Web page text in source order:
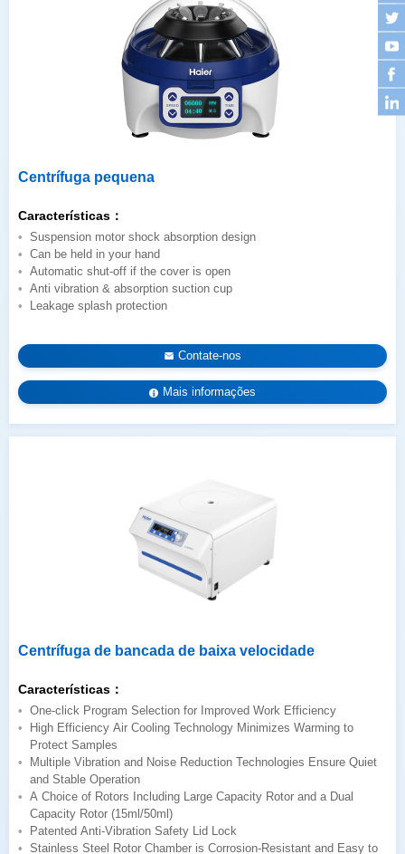
Centrífuga pequena
Características：
Suspension motor shock absorption design
Can be held in your hand
Automatic shut-off if the cover is open
Anti vibration & absorption suction cup
Leakage splash protection
Contate-nos
Mais informações
Centrífuga de bancada de baixa velocidade
Características：
One-click Program Selection for Improved Work Efficiency
Protect Samples
and Stable Operation
Capacity Rotor (15ml/50ml)
Patented Anti-Vibration Safety Lid Lock